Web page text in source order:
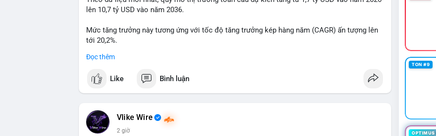
#99dot6btc #capvoichuyentien
lên 10,7 tỷ USD vào năm 2036.
Mức tăng trưởng này tương ứng với tốc độ tăng trưởng kép hàng năm (CAGR) ấn tượng lên
tới 20,2%.
Điều gì đang thúc đẩy sự tăng trưởng vượt bậc này? Hãy cùng theo dõi các phân tích chuyên
Đọc thêm
Like Bình luận
Vlike Wire
2 giờ
TON #9
OPTIMUS